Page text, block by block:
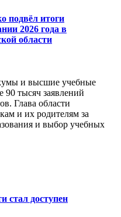
подвёл итоги
2026 года в
области
и высшие учебные
90 тысяч заявлений
Глава области
и их родителям за
и выбор учебных
стал доступен